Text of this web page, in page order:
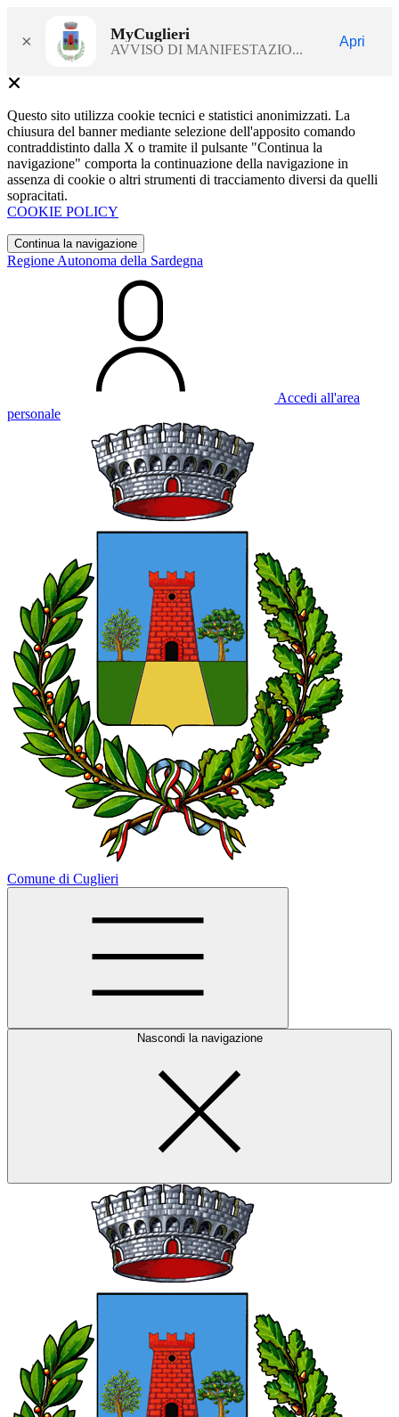
× MyCuglieri
AVVISO DI MANIFESTAZIO...
Apri
Questo sito utilizza cookie tecnici e statistici anonimizzati. La
chiusura del banner mediante selezione dell'apposito comando
contraddistinto dalla X o tramite il pulsante "Continua la
navigazione" comporta la continuazione della navigazione in
assenza di cookie o altri strumenti di tracciamento diversi da quelli
sopracitati.
COOKIE POLICY
Continua la navigazione
Regione Autonoma della Sardegna
Accedi all'area
personale
Comune di Cuglieri
Nascondi la navigazione